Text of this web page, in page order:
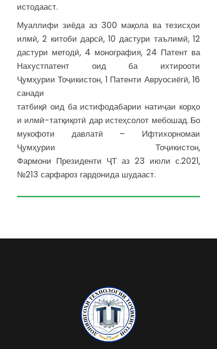
истодааст.
Муаллифи зиёда аз 300 мақола ва тезисҳои
илмӣ, 2 китоби дарсӣ, 10 дастури таълимӣ, 12
дастури методӣ, 4 монография, 24 Патент ва
Нахустпатент оид ба ихтирооти
Ҷумҳурии Тоҷикистон, 1 Патенти Авруосиёгӣ, 16
санади
татбиқӣ оид ба истифодабарии натиҷаи корҳо
и илмӣ-татқиқотӣ дар истеҳсолот мебошад. Бо
мукофоти давлатӣ – Ифтихорномаи
Ҷумҳурии Тоҷикистон,
Фармони Президенти ҶТ аз 23 июли с.2021,
№213 сарфароз гардонида шудааст.